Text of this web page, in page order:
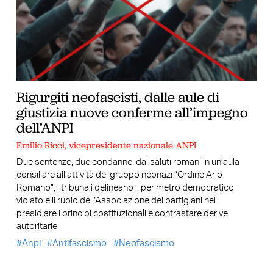
Rigurgiti neofascisti, dalle aule di
giustizia nuove conferme all’impegno
dell’ANPI
Emilio Ricci, vicepresidente nazionale ANPI
Due sentenze, due condanne: dai saluti romani in un’aula
consiliare all’attività del gruppo neonazi “Ordine Ario
Romano”, i tribunali delineano il perimetro democratico
violato e il ruolo dell’Associazione dei partigiani nel
presidiare i principi costituzionali e contrastare derive
autoritarie
Anpi
Antifascismo Neofascismo